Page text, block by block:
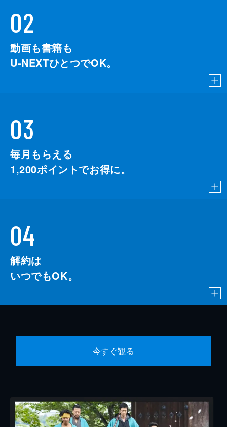
02
動画も書籍も
U-NEXTひとつでOK。
03
毎月もらえる
1,200ポイントでお得に。
04
解約は
いつでもOK。
今すぐ観る